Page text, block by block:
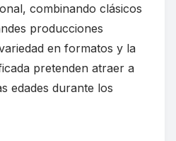
combinando clásicos
producciones
en formatos y la
pretenden atraer a
edades durante los